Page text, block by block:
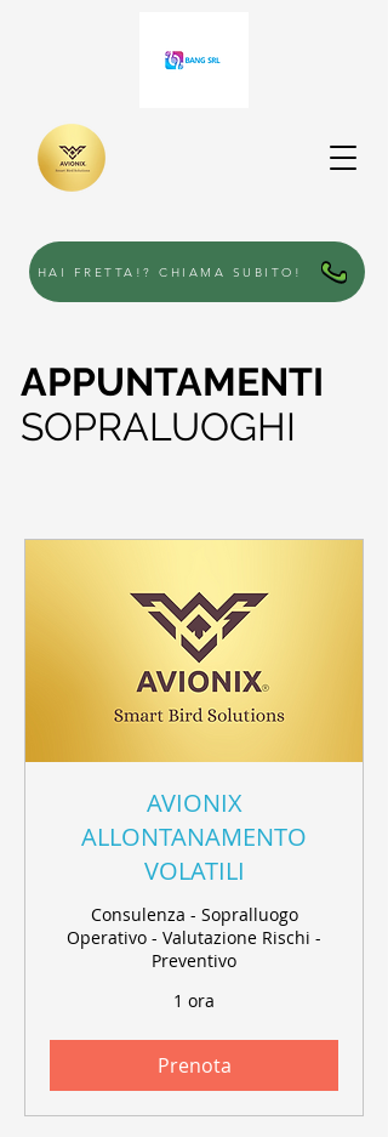
HAI FRETTA!? CHIAMA SUBITO!
APPUNTAMENTI
SOPRALUOGHI
AVIONIX
ALLONTANAMENTO
VOLATILI
Consulenza - Sopralluogo
Operativo - Valutazione Rischi -
Preventivo
1 ora
Prenota